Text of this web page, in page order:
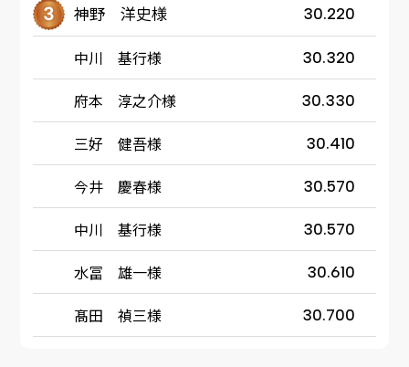
神野 洋史様 30.220
中川 基行様 30.320
府本 淳之介様 30.330
三好 健吾様 30.410
今井 慶春様 30.570
中川 基行様 30.570
水冨 雄一様 30.610
髙田 禎三様 30.700